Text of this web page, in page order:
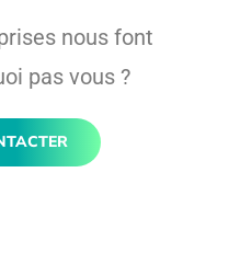
nous font
pas vous ?